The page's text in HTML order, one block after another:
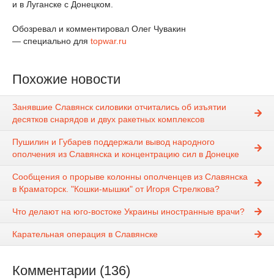
и в Луганске с Донецком.
Обозревал и комментировал Олег Чувакин
— специально для topwar.ru
Похожие новости
Занявшие Славянск силовики отчитались об изъятии
десятков снарядов и двух ракетных комплексов
Пушилин и Губарев поддержали вывод народного
ополчения из Славянска и концентрацию сил в Донецке
Сообщения о прорыве колонны ополченцев из Славянска
в Краматорск. "Кошки-мышки" от Игоря Стрелкова?
Что делают на юго-востоке Украины иностранные врачи?
Карательная операция в Славянске
Комментарии (136)